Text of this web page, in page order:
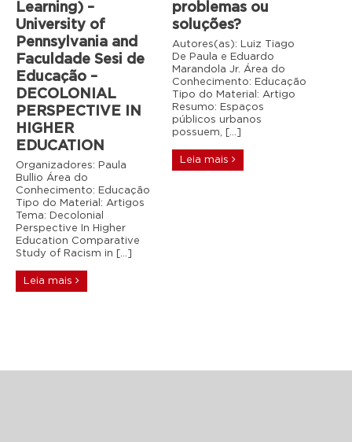
Learning) –
University of
Pennsylvania and
Faculdade Sesi de
Educação –
DECOLONIAL
PERSPECTIVE IN
HIGHER
EDUCATION
Organizadores: Paula
Bullio Área do
Conhecimento: Educação
Tipo do Material: Artigos
Tema: Decolonial
Perspective In Higher
Education Comparative
Study of Racism in […]
Leia mais
problemas ou
soluções?
Autores(as): Luiz Tiago
De Paula e Eduardo
Marandola Jr. Área do
Conhecimento: Educação
Tipo do Material: Artigo
Resumo: Espaços
públicos urbanos
possuem, […]
Leia mais